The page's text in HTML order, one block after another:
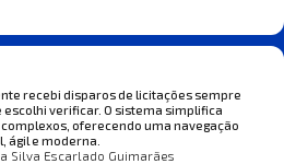
recebi disparos de licitações sempre
verificar. O sistema simplifica
oferecendo uma navegação
ágil e moderna.
Silva Escarlado Guimarães